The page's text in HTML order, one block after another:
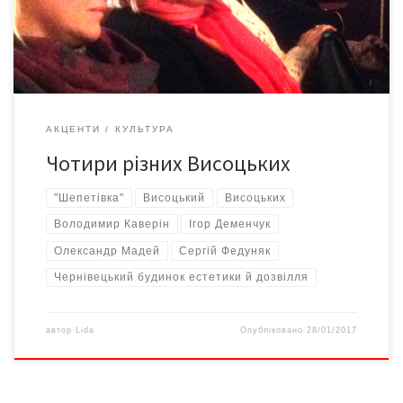
була визначальною, але свого часу Висоцький не лише
привабив до бардівської творчості мільйони своїх
шанувальників, але […]
АКЦЕНТИ КУЛЬТУРА
Чотири різних Висоцьких
"Шепетівка" Висоцький Висоцьких
Володимир Каверін Ігор Деменчук
Олександр Мадей Сергій Федуняк
Чернівецький будинок естетики й дозвілля
автор Lida Опубліковано28/01/2017